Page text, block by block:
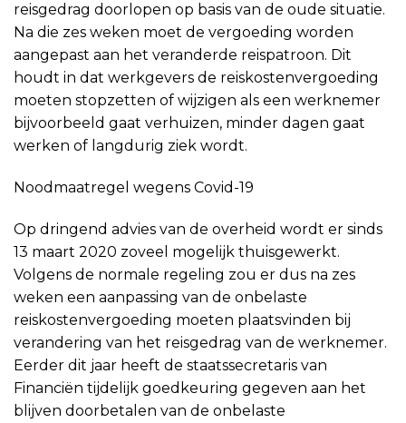
reisgedrag doorlopen op basis van de oude situatie.
Na die zes weken moet de vergoeding worden
aangepast aan het veranderde reispatroon. Dit
houdt in dat werkgevers de reiskostenvergoeding
moeten stopzetten of wijzigen als een werknemer
bijvoorbeeld gaat verhuizen, minder dagen gaat
werken of langdurig ziek wordt.
Noodmaatregel wegens Covid-19
Op dringend advies van de overheid wordt er sinds
13 maart 2020 zoveel mogelijk thuisgewerkt.
Volgens de normale regeling zou er dus na zes
weken een aanpassing van de onbelaste
reiskostenvergoeding moeten plaatsvinden bij
verandering van het reisgedrag van de werknemer.
Eerder dit jaar heeft de staatssecretaris van
Financiën tijdelijk goedkeuring gegeven aan het
blijven doorbetalen van de onbelaste